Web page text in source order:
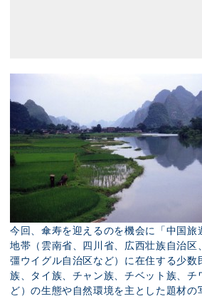
今回、傘寿を迎えるのを機会に「中国旅
地帯（雲南省、四川省、広西壮族自治区
彊ウイグル自治区など）に在住する少数
族、タイ族、チャン族、チベット族、チ
ど）の生態や自然環境を主とした題材の